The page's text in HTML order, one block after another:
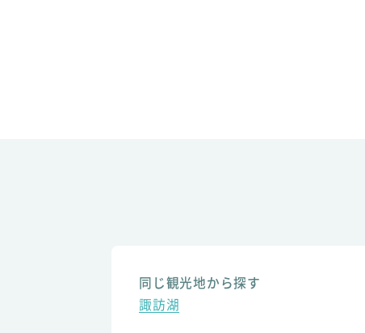
同じ観光地から探す
諏訪湖